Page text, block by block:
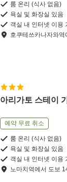
룸 온리 (식사 없음)
욕실 및 화장실 있음
객실 내 인터넷 이용
호쿠테쓰카나자와역
아리가토 스테이
예약 무료 취소
룸 온리 (식사 없음)
욕실 및 화장실 있음
객실 내 인터넷 이용
노마치역에서 도보